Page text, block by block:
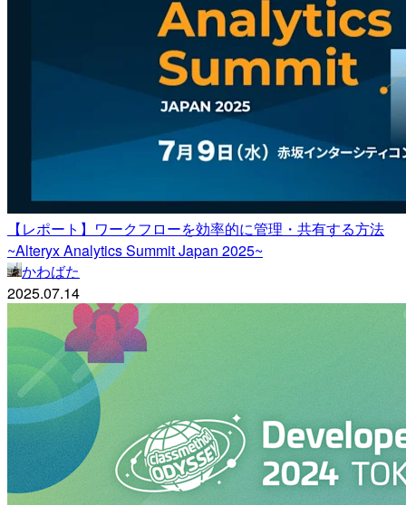
【レポート】ワークフローを効率的に管理・共有する方法
~Alteryx Analytics Summit Japan 2025~
かわばた
2025.07.14